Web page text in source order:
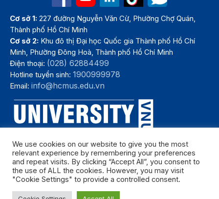
Cơ sở 1: 227 đường Nguyễn Văn Cừ, Phường Chợ Quán,
Thành phố Hồ Chí Minh
Cơ sở 2: Khu đô thị Đại học Quốc gia Thành phố Hồ Chí
Minh, Phường Đông Hoà, Thành phố Hồ Chí Minh
Điện thoại: (028) 62884499
Hotline tuyển sinh:1900999978
Email:info@hcmus.edu.vn
Bản quyền thuộc Trường Đại học Khoa học tự nhiên, Đại học Quốc
We use cookies on our website to give you the most
relevant experience by remembering your preferences
and repeat visits. By clicking “Accept All”, you consent to
the use of ALL the cookies. However, you may visit
"Cookie Settings" to provide a controlled consent.